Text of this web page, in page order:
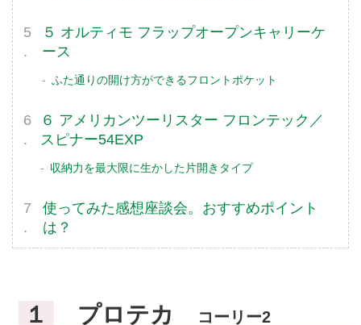
５ オルティモ フラップオープンキャリーケ
ース
ふた通りの開け方ができるフロントポケット
６ アメリカンツーリスター フロンテック／
スピナー54EXP
収納力を最大限に生かした片開きタイプ
使ってみた感想座談会。おすすめポイント
は？
１ プロテカ コーリー2